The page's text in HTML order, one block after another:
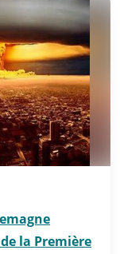
la Première